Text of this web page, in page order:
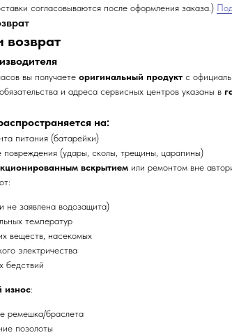
согласовываются после оформления заказа.)
возврат
вы получаете оригинальный продукт с
и адреса сервисных центров указаны в
на:
питания (батарейки)
повреждения (удары, сколы, трещины, царапины)
вскрытием или ремонтом вне
не заявлена водозащита)
температур
веществ, насекомых
электричества
бедствий
износ:
ремешка/браслета
позолоты